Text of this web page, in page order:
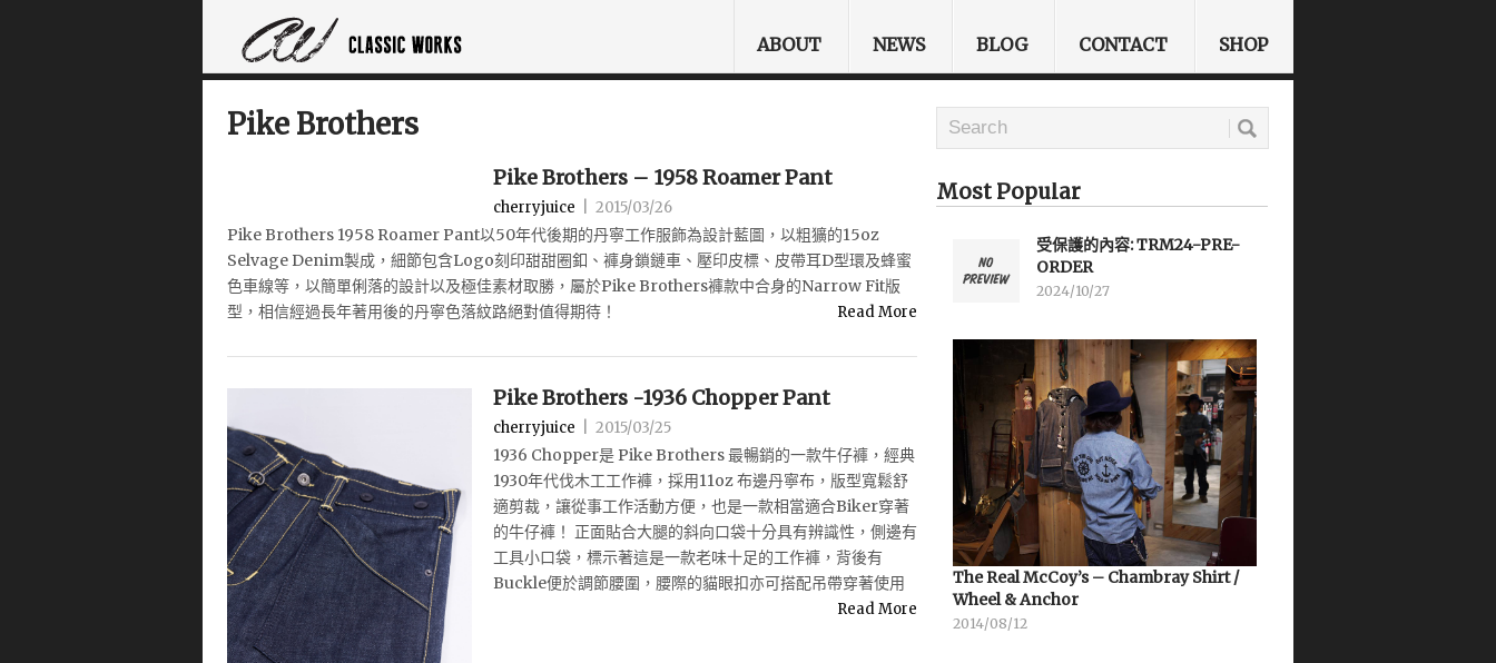
ABOUT NEWS BLOG CONTACT SHOP
Pike Brothers
Pike Brothers – 1958 Roamer Pant
cherryjuice 2015/03/26
Pike Brothers 1958 Roamer Pant以50年代後期的丹寧工作服飾為設計藍圖，以粗獷的15oz
Selvage Denim製成，細節包含Logo刻印甜甜圈釦、褲身鎖鏈車、壓印皮標、皮帶耳D型環及蜂蜜
色車線等，以簡單俐落的設計以及極佳素材取勝，屬於Pike Brothers褲款中合身的Narrow Fit版
型，相信經過長年著用後的丹寧色落紋路絕對值得期待！
Read More
Pike Brothers -1936 Chopper Pant
cherryjuice 2015/03/25
1936 Chopper是 Pike Brothers 最暢銷的一款牛仔褲，經典
1930年代伐木工工作褲，採用11oz 布邊丹寧布，版型寬鬆舒
適剪裁，讓從事工作活動方便，也是一款相當適合Biker穿著
的牛仔褲！ 正面貼合大腿的斜向口袋十分具有辨識性，側邊有
工具小口袋，標示著這是一款老味十足的工作褲，背後有
Buckle便於調節腰圍，腰際的貓眼扣亦可搭配吊帶穿著使用
Read More
Most Popular
受保護的內容: TRM24-PRE-
ORDER
2024/10/27
The Real McCoy’s – Chambray Shirt /
Wheel & Anchor
2014/08/12